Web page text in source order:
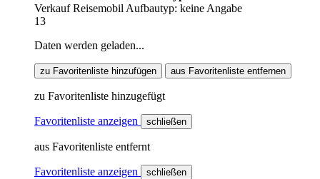
Verkauf Reisemobil Aufbautyp: keine Angabe
13
Daten werden geladen...
zu Favoritenliste hinzufügen aus Favoritenliste entfernen
zu Favoritenliste hinzugefügt
Favoritenliste anzeigen schließen
aus Favoritenliste entfernt
Favoritenliste anzeigen schließen